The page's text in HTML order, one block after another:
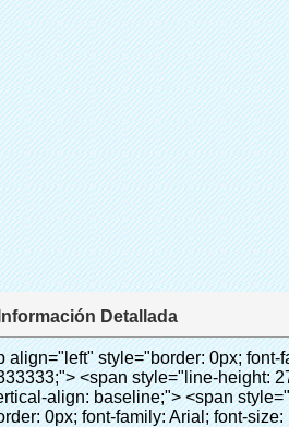
Información Detallada
height: 27px; margin: 0px; padding: 0px; border: 0px; font-size: 18px; font-style: inherit; font-weight: inherit; vertical-align: baseline;"> <span style="line-height: 27px; font-weight: bold;"> <span style="line-height: 27px; margin: 0px; padding: 0px; border: 0px; font-family: Arial; font-size: inherit; font-style: inherit; font-weight: inherit; vertical-align: baseline;"> Nombre del producto: automático máquina de la cubierta </span> </span> </span> </p> <p align="left" style="border: 0px; font-family: Arial, Helvetica; line-height: 18px; vertical-align: baseline; word-wrap: break-word; color: #333333;"> <span style="line-height: 27px; margin: 0px; padding: 0px; border: 0px; font-size: 18px; font-style: inherit; font-weight: inherit; vertical-align: baseline;"> <span style="line-height: 27px; font-weight: bold;"> <span style="line-height: 27px; margin: 0px; padding: 0px; border: 0px; font-family: Arial; font-size: inherit; font-style: inherit; font-weight: inherit; vertical-align: baseline;"> Modelo no.: XT-46C </span> </span> </span> </p> <p align="left" style="border: 0px; font-family: Arial, Helvetica; line-height: 18px; vertical-align: baseline; word-wrap: break-word; color: #333333;">&nbsp;</p> <p align="left" style="border: 0px; font-family: Arial, Helvetica; line-height: 18px; vertical-align: baseline; word-wrap: break-word; color: #333333;">&nbsp;</p> <div id="ali-anchor-AliPostDhMb-clgdl" style="padding-top: 8px;" data-section="AliPostDhMb-clgdl" data-section-title="Product Uses"> <div id="ali-title-AliPostDhMb-clgdl" style="padding: 8px 0px; border-bottom-style: solid;"> <span style="background-color: #ddd; color: #333; font-weight: bold; padding: 8px 10px; line-height: 12px;"> Producto utiliza </span> </div> <div style="padding: 10px 0px;"> <p>&nbsp;&nbsp;<img src="http://i03.i.aliimg.com/simg/single/icon/placeholder_100x100.png" data-src="http://g01.s.alicdn.com/kf/HTB1v.cvIXXXXXaaXpXXq6xXFXXXJ/200852200/HTB1v.cvIXXXXXaaXpXXq6xXFXXXJ.jpg" data-alt="Con 1000 unids de la cubierta del zapato zapato automático cubierta de la máquina" width="700" style="background-color: #f5f5f5;" ori-width="800" ori-height="970" /> <noscript><img src="http://g01.s.alicdn.com/kf/HTB1v.cvIXXXXXaaXpXXq6xXFXXXJ/200852200/HTB1v.cvIXXXXXaaXpXXq6xXFXXXJ.jpg" alt="Con 1000 unids de la cubierta del zapato zapato automático cubierta de la máquina" width="700" style="background-color: #f5f5f5;" ori-width="800" ori-height="970"></noscript> </p> <p><img src="http://i03.i.aliimg.com/simg/single/icon/placeholder_100x100.png" data-src="http://g04.s.alicdn.com/kf/